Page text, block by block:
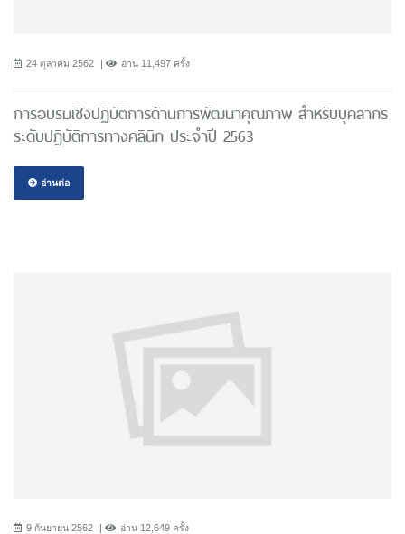
24 ตุลาคม 2562 อ่าน 11,497 ครั้ง
การอบรมเชิงปฏิบัติการด้านการพัฒนาคุณภาพ สำหรับบุคลากร
ระดับปฏิบัติการทางคลินิก ประจำปี 2563
อ่านต่อ
9 กันยายน 2562 อ่าน 12,649 ครั้ง